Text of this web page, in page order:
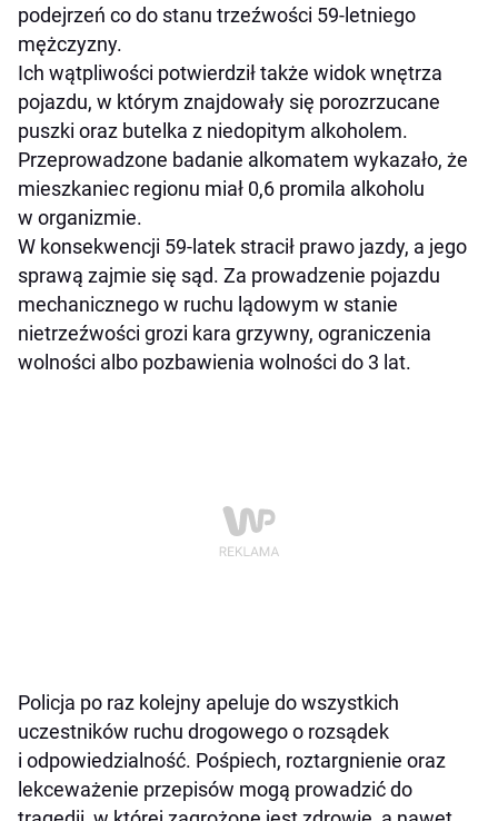
podejrzeń co do stanu trzeźwości 59-letniego
mężczyzny.
Ich wątpliwości potwierdził także widok wnętrza
pojazdu, w którym znajdowały się porozrzucane
puszki oraz butelka z niedopitym alkoholem.
Przeprowadzone badanie alkomatem wykazało, że
mieszkaniec regionu miał 0,6 promila alkoholu
w organizmie.
W konsekwencji 59-latek stracił prawo jazdy, a jego
sprawą zajmie się sąd. Za prowadzenie pojazdu
mechanicznego w ruchu lądowym w stanie
nietrzeźwości grozi kara grzywny, ograniczenia
wolności albo pozbawienia wolności do 3 lat.
Policja po raz kolejny apeluje do wszystkich
uczestników ruchu drogowego o rozsądek
i odpowiedzialność. Pośpiech, roztargnienie oraz
lekceważenie przepisów mogą prowadzić do